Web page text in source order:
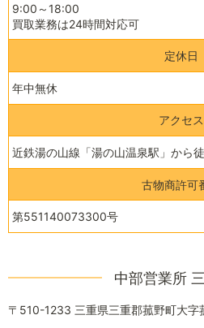
9:00～18:00
買取業務は24時間対応可
定休日
年中無休
アクセス
近鉄湯の山線「湯の山温泉駅」から
古物商許可
第551140073300号
中部営業所
〒510-1233 三重県三重郡菰野町大